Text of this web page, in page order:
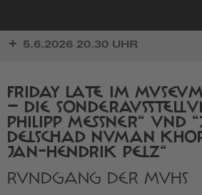
Startseite
FRIDAY LATE IM
– DIE
PHILIPP MESSNER" UND
DELSCHAD NUMAN
JAN-HENDRIK PELZ"
RUNDGANG DER MVHS
5.6.2026 20.30 UHR